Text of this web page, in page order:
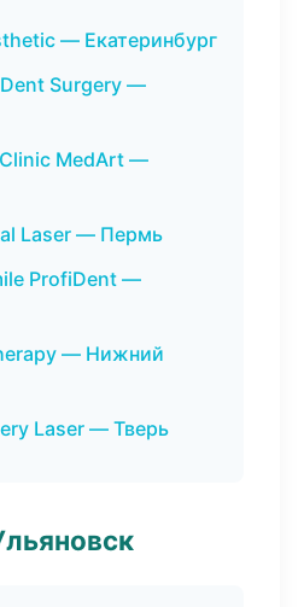
— Екатеринбург
Surgery —
MedArt —
Laser — Пермь
ProfiDent —
— Нижний
Laser — Тверь